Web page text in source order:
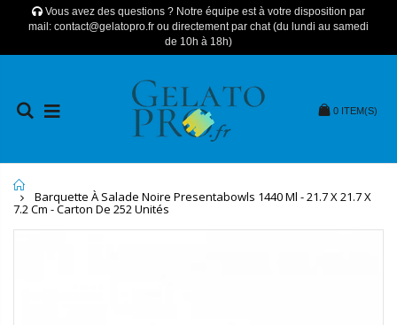
Vous avez des questions ? Notre équipe est à votre disposition par
mail: contact@gelatopro.fr ou directement par chat (du lundi au samedi
de 10h à 18h)
0 ITEM(S)
Barquette À Salade Noire Presentabowls 1440 Ml - 21.7 X 21.7 X
7.2 Cm - Carton De 252 Unités